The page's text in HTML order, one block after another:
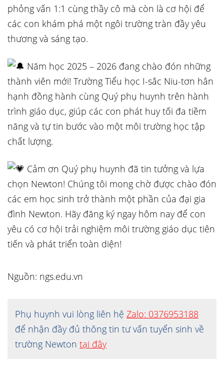
phỏng vấn 1:1 cùng thầy cô mà còn là cơ hội để
các con khám phá một ngôi trường tràn đầy yêu
thương và sáng tạo.
Năm học 2025 – 2026 đang chào đón những
thành viên mới! Trường Tiểu học I-sắc Niu-tơn hân
hạnh đồng hành cùng Quý phụ huynh trên hành
trình giáo dục, giúp các con phát huy tối đa tiềm
năng và tự tin bước vào một môi trường học tập
chất lượng.
Cảm ơn Quý phụ huynh đã tin tưởng và lựa
chọn Newton! Chúng tôi mong chờ được chào đón
các em học sinh trở thành một phần của đại gia
đình Newton. Hãy đăng ký ngay hôm nay để con
yêu có cơ hội trải nghiệm môi trường giáo dục tiên
tiến và phát triển toàn diện!
Nguồn: ngs.edu.vn
Phụ huynh vui lòng liên hệ Zalo: 0376953188
để nhận đầy đủ thông tin tư vấn tuyển sinh về
trường Newton tại đây